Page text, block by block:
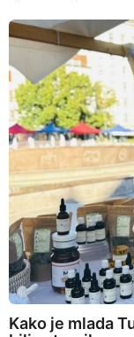
Kako je mlada